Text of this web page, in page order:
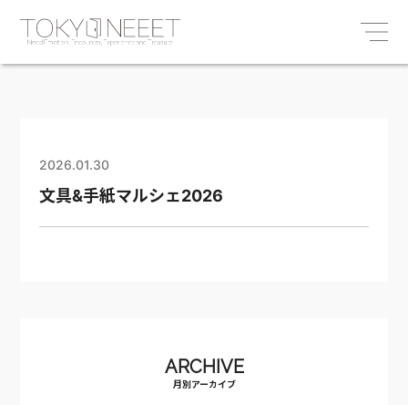
2026.01.30
文具&手紙マルシェ2026
ARCHIVE
月別アーカイブ